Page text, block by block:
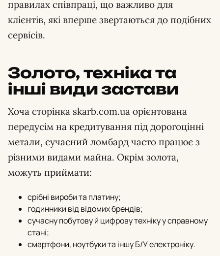
правилах співпраці, що важливо для
клієнтів, які вперше звертаються до подібних
сервісів.
Золото, техніка та
інші види застави
Хоча сторінка skarb.com.ua орієнтована
передусім на кредитування під дорогоцінні
метали, сучасний ломбард часто працює з
різними видами майна. Окрім золота,
можуть приймати:
срібні вироби та платину;
годинники від відомих брендів;
сучасну побутову й цифрову техніку у справному
стані;
смартфони, ноутбуки та іншу Б/У електроніку.